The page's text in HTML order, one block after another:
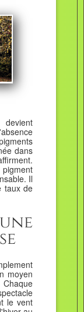
dans
Il
taux de
moyen
le vent